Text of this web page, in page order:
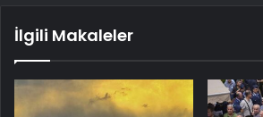
İlgili Makaleler